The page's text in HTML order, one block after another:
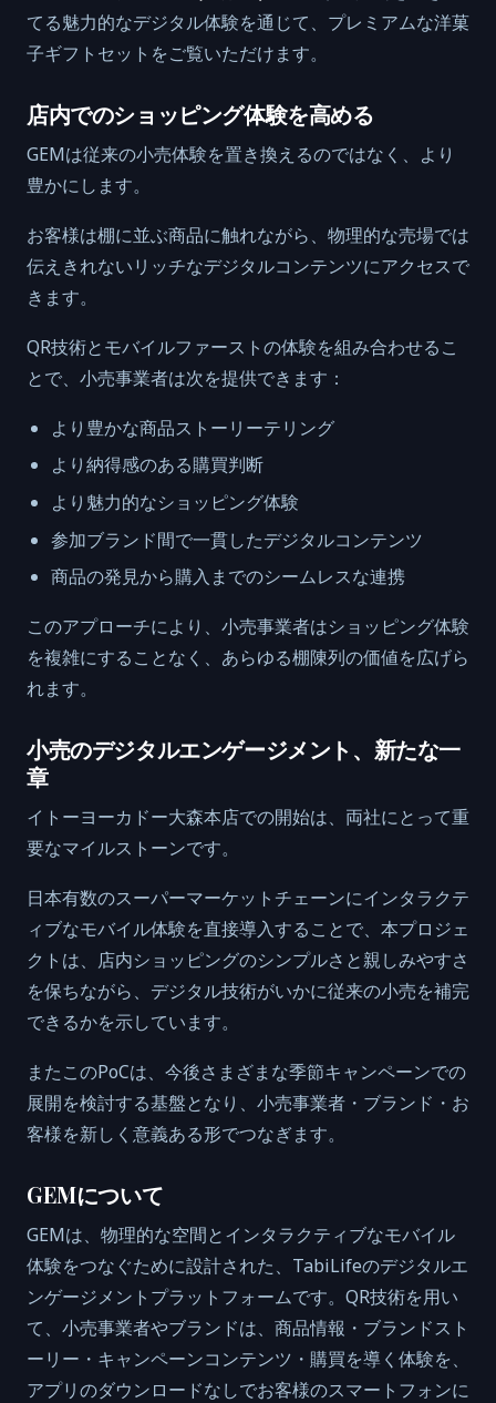
てる魅力的なデジタル体験を通じて、プレミアムな洋菓
子ギフトセットをご覧いただけます。
店内でのショッピング体験を高める
GEMは従来の小売体験を置き換えるのではなく、より
豊かにします。
お客様は棚に並ぶ商品に触れながら、物理的な売場では
伝えきれないリッチなデジタルコンテンツにアクセスで
きます。
QR技術とモバイルファーストの体験を組み合わせるこ
とで、小売事業者は次を提供できます：
より豊かな商品ストーリーテリング
より納得感のある購買判断
より魅力的なショッピング体験
参加ブランド間で一貫したデジタルコンテンツ
商品の発見から購入までのシームレスな連携
このアプローチにより、小売事業者はショッピング体験
を複雑にすることなく、あらゆる棚陳列の価値を広げら
れます。
小売のデジタルエンゲージメント、新たな一
章
イトーヨーカドー大森本店での開始は、両社にとって重
要なマイルストーンです。
日本有数のスーパーマーケットチェーンにインタラクテ
ィブなモバイル体験を直接導入することで、本プロジェ
クトは、店内ショッピングのシンプルさと親しみやすさ
を保ちながら、デジタル技術がいかに従来の小売を補完
できるかを示しています。
またこのPoCは、今後さまざまな季節キャンペーンでの
展開を検討する基盤となり、小売事業者・ブランド・お
客様を新しく意義ある形でつなぎます。
GEMについて
GEMは、物理的な空間とインタラクティブなモバイル
体験をつなぐために設計された、TabiLifeのデジタルエ
ンゲージメントプラットフォームです。QR技術を用い
て、小売事業者やブランドは、商品情報・ブランドスト
ーリー・キャンペーンコンテンツ・購買を導く体験を、
アプリのダウンロードなしでお客様のスマートフォンに